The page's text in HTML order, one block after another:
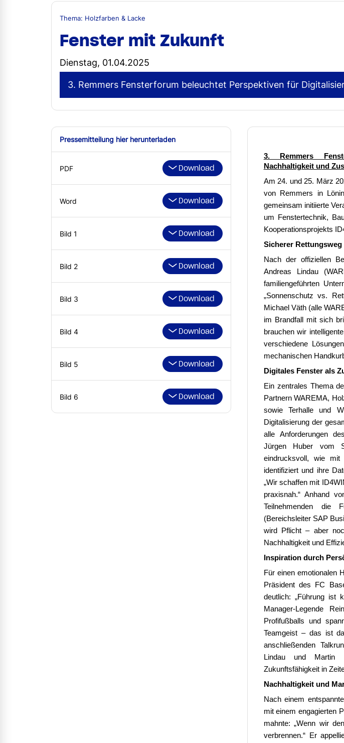
Thema: Holzfarben & Lacke
Fenster mit Zukunft
Dienstag, 01.04.2025
3. Remmers Fensterforum beleuchtet Perspektiven für
Pressemitteilung hier herunterladen
PDF Download
Word Download
Bild 1 Download
Bild 2 Download
Bild 3 Download
Bild 4 Download
Bild 5 Download
Bild 6 Download
3. Remmers
Nachhaltigkeit und
Am 24. und 25. März
von Remmers in
gemeinsam initiierte
um Fenstertechnik,
Kooperationsprojekts
Sicherer
Nach der offiziellen
Andreas Lindau
familiengeführten
„Sonnenschutz vs.
Michael Väth (alle
im Brandfall mit sich
brauchen wir
verschiedene
mechanischen
Digitales Fenster als
Ein zentrales Thema
Partnern WAREMA,
sowie Terhalle und
Digitalisierung der
alle Anforderungen
Jürgen Huber vom
eindrucksvoll, wie mit
identifiziert und ihre
„Wir schaffen mit
praxisnah.“ Anhand
Teilnehmenden die
(Bereichsleiter SAP
wird Pflicht – aber
Nachhaltigkeit und
Inspiration durch
Für einen emotionalen
Präsident des FC
deutlich: „Führung ist
Manager-Legende
Profifußballs und
Teamgeist – das ist
anschließenden
Lindau und Martin
Zukunftsfähigkeit in
Nachhaltigkeit und
Nach einem
mit einem engagierten
mahnte: „Wenn wir
verbrennen.“ Er